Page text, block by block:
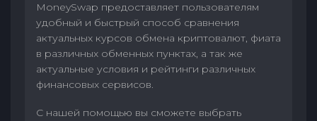
MoneySwap предоставляет пользователям
удобный и быстрый способ сравнения
актуальных курсов обмена криптовалют, фиата
в различных обменных пунктах, а так же
актуальные условия и рейтинги различных
финансовых сервисов.
С нашей помощью вы сможете выбрать